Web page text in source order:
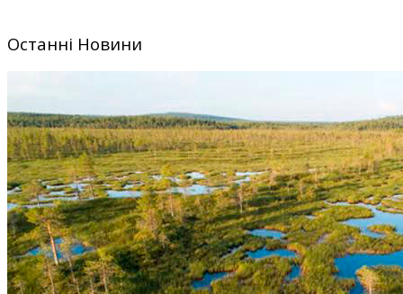
Останні Новини